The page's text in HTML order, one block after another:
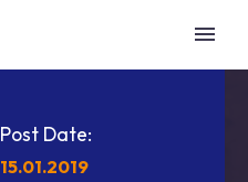
Post Date:
15.01.2019